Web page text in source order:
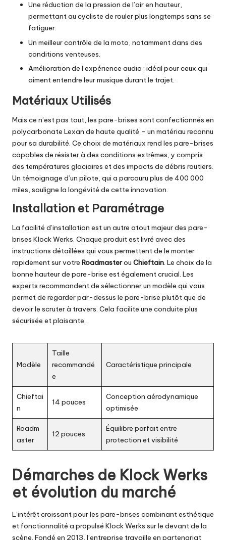
Une réduction de la pression de l’air en hauteur,
permettant au cycliste de rouler plus longtemps sans se
fatiguer.
Un meilleur contrôle de la moto, notamment dans des
conditions venteuses.
Amélioration de l’expérience audio ; idéal pour ceux qui
aiment entendre leur musique durant le trajet.
Matériaux Utilisés
Mais ce n’est pas tout, les pare-brises sont confectionnés en
polycarbonate Lexan de haute qualité – un matériau reconnu
pour sa durabilité. Ce choix de matériaux rend les pare-brises
capables de résister à des conditions extrêmes, y compris
des températures glaciaires et des impacts de débris routiers.
Un témoignage d’un pilote, qui a parcouru plus de 400 000
miles, souligne la longévité de cette innovation.
Installation et Paramétrage
La facilité d’installation est un autre atout majeur des pare-
brises Klock Werks. Chaque produit est livré avec des
instructions détaillées qui vous permettent de le monter
rapidement sur votre Roadmasterou Chieftain. Le choix de la
bonne hauteur de pare-brise est également crucial. Les
experts recommandent de sélectionner un modèle qui vous
permet de regarder par-dessus le pare-brise plutôt que de
devoir le scruter à travers. Cela facilite une conduite plus
sécurisée et plaisante.
Modèle
Taille
recommandé
e
Caractéristique principale
Chieftai
n
14 pouces
Conception aérodynamique
optimisée
Roadm
aster
12 pouces
Équilibre parfait entre
protection et visibilité
Démarches de Klock Werks
et évolution du marché
L’intérêt croissant pour les pare-brises combinant esthétique
et fonctionnalité a propulsé Klock Werks sur le devant de la
scène. Fondé en 2013, l’entreprise travaille en partenariat